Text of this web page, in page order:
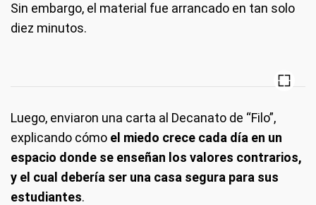
Sin embargo, el material fue arrancado en tan solo
diez minutos.
Luego, enviaron una carta al Decanato de “Filo”,
explicando cómo el miedo crece cada día en un
espacio donde se enseñan los valores contrarios,
y el cual debería ser una casa segura para sus
estudiantes.